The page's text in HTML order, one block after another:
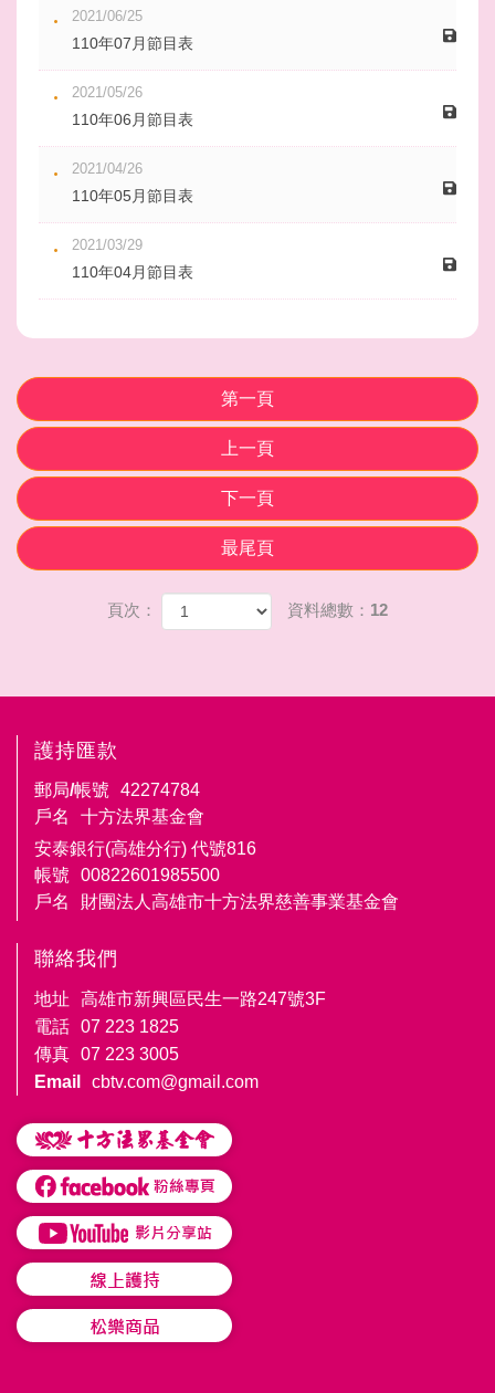
2021/06/25
110年07月節目表
2021/05/26
110年06月節目表
2021/04/26
110年05月節目表
2021/03/29
110年04月節目表
第一頁
上一頁
下一頁
最尾頁
頁次： 資料總數：12
護持匯款
郵局/帳號
42274784
戶名
十方法界基金會
安泰銀行(高雄分行) 代號816
帳號
00822601985500
戶名
財團法人高雄市十方法界慈善事業基金會
聯絡我們
地址
高雄市新興區民生一路247號3F
電話 07 223 1825
傳真 07 223 3005
Email
cbtv.com@gmail.com